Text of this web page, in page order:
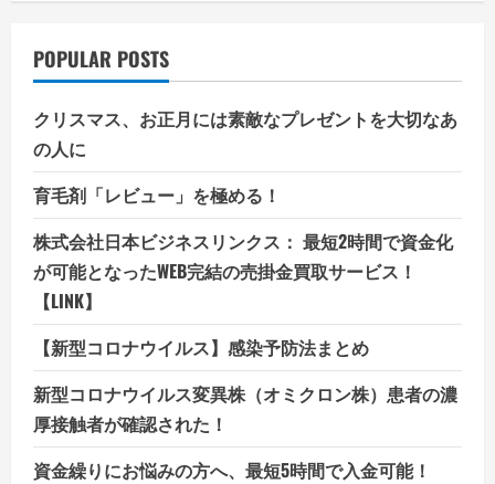
POPULAR POSTS
クリスマス、お正月には素敵なプレゼントを大切なあ
の人に
育毛剤「レビュー」を極める！
株式会社日本ビジネスリンクス： 最短2時間で資金化
が可能となったWEB完結の売掛金買取サービス！
【LINK】
【新型コロナウイルス】感染予防法まとめ
新型コロナウイルス変異株（オミクロン株）患者の濃
厚接触者が確認された！
資金繰りにお悩みの方へ、最短5時間で入金可能！